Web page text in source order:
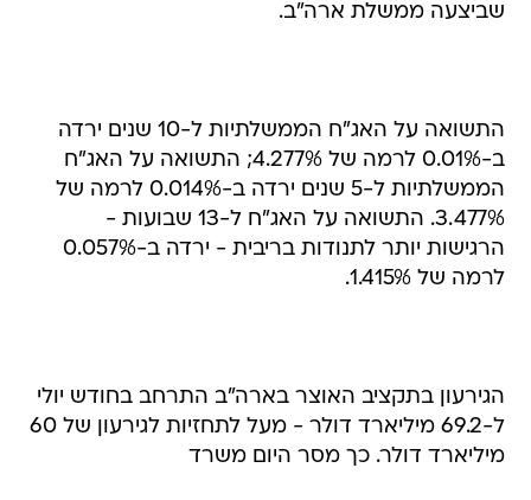
שביצעה ממשלת ארה"ב.
התשואה על האג"ח הממשלתיות ל-10 שנים ירדה
ב-0.01% לרמה של 4.277%; התשואה על האג"ח
הממשלתיות ל-5 שנים ירדה ב-0.014% לרמה של
3.477%. התשואה על האג"ח ל-13 שבועות -
הרגישות יותר לתנודות בריבית - ירדה ב-0.057%
לרמה של 1.415%.
הגירעון בתקציב האוצר בארה"ב התרחב בחודש יולי
ל-69.2 מיליארד דולר - מעל לתחזיות לגירעון של 60
מיליארד דולר. כך מסר היום משרד